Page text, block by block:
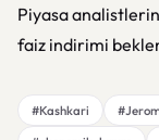
Piyasa
faiz indirimi
#Kashkari